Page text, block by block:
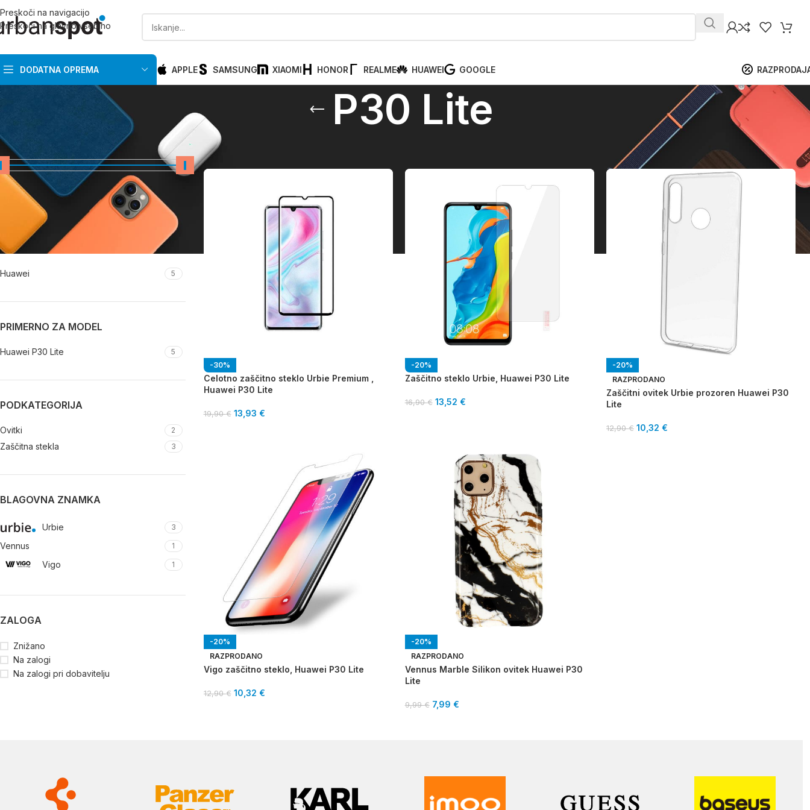
Preskoči na navigacijo
Preskoči na glavno vsebino
DODATNA OPREMA APPLE SAMSUNG XIAOMI HONOR REALME HUAWEI GOOGLE
P30 Lite
CENA
FILTRIRAJ
Cena:0 € —20 €
PRIMERNO ZA PROIZVAJALCA
Huawei 5
PRIMERNO ZA MODEL
Huawei P30 Lite 5
PODKATEGORIJA
Ovitki 2
Zaščitna stekla 3
BLAGOVNA ZNAMKA
Urbie 3
Vennus 1
Vigo 1
ZALOGA
Znižano
Na zalogi
Na zalogi pri dobavitelju
Domov
-30%
Celotno zaščitno steklo Urbie Premium ,
Huawei P30 Lite
19,90€ 13,93 €
-20%
Zaščitno steklo Urbie, Huawei P30 Lite
16,90€ 13,52 €
-20%
RAZPRODANO
Zaščitni ovitek Urbie prozoren Huawei P30
Lite
12,90€ 10,32 €
-20%
RAZPRODANO
Vigo zaščitno steklo, Huawei P30 Lite
12,90€ 10,32 €
-20%
RAZPRODANO
Vennus Marble Silikon ovitek Huawei P30
Lite
9,99€ 7,99 €